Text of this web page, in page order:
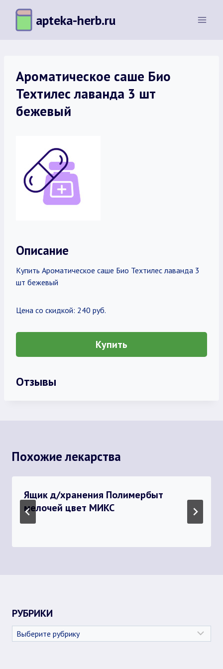
Перейти
содержимому
apteka-herb.ru
Ароматическое саше Био
Техтилес лаванда 3 шт
бежевый
Описание
Купить Ароматическое саше Био Техтилес лаванда 3
шт бежевый
Цена со скидкой: 240 руб.
Купить
Отзывы
Похожие лекарства
Ящик д/хранения Полимербыт
мелочей цвет МИКС
РУБРИКИ
Рубрики